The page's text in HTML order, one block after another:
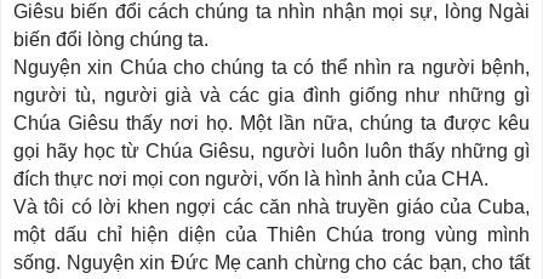
Giêsu biến đổi cách chúng ta nhìn nhận mọi sự, lòng Ngài
biến đổi lòng chúng ta.
Nguyện xin Chúa cho chúng ta có thể nhìn ra người bệnh,
người tù, người già và các gia đình giống như những gì
Chúa Giêsu thấy nơi họ. Một lần nữa, chúng ta được kêu
gọi hãy học từ Chúa Giêsu, người luôn luôn thấy những gì
đích thực nơi mọi con người, vốn là hình ảnh của CHA.
Và tôi có lời khen ngợi các căn nhà truyền giáo của Cuba,
một dấu chỉ hiện diện của Thiên Chúa trong vùng mình
sống. Nguyện xin Đức Mẹ canh chừng cho các bạn, cho tất